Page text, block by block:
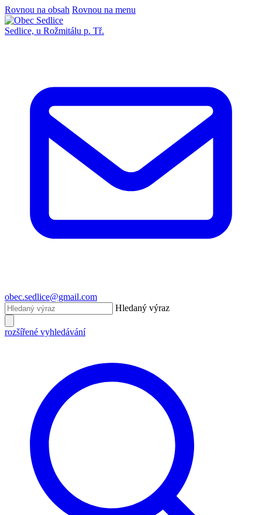
Rovnou na obsah Rovnou na menu
Sedlice, u Rožmitálu p. Tř.
obec.sedlice@gmail.com
Hledaný výraz
rozšířené vyhledávání